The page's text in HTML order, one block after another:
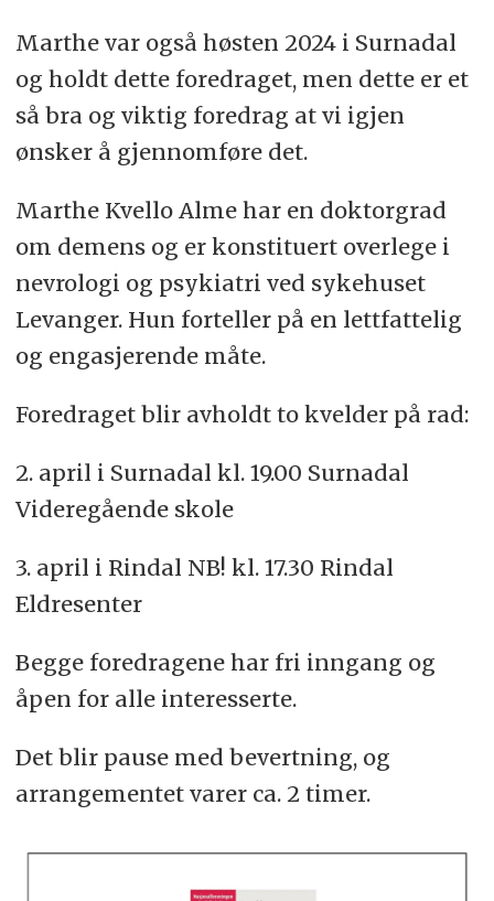
Marthe var også høsten 2024 i Surnadal
og holdt dette foredraget, men dette er et
så bra og viktig foredrag at vi igjen
ønsker å gjennomføre det.
Marthe Kvello Alme har en doktorgrad
om demens og er konstituert overlege i
nevrologi og psykiatri ved sykehuset
Levanger. Hun forteller på en lettfattelig
og engasjerende måte.
Foredraget blir avholdt to kvelder på rad:
2. april i Surnadal kl. 19.00 Surnadal
Videregående skole
3. april i Rindal NB! kl. 17.30 Rindal
Eldresenter
Begge foredragene har fri inngang og
åpen for alle interesserte.
Det blir pause med bevertning, og
arrangementet varer ca. 2 timer.